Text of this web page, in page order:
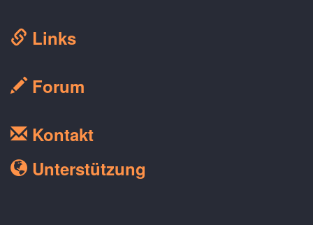
Links
Forum
Kontakt
Unterstützung